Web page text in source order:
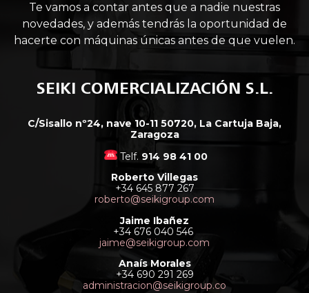
Te vamos a contar antes que a nadie nuestras
novedades, y además tendrás la oportunidad de
hacerte con máquinas únicas antes de que vuelen.
SEIKI COMERCIALIZACIÓN S.L.
C/Sisallo nº24, nave 10-11 50720, La Cartuja Baja,
Zaragoza
Telf. 914 98 41 00
Roberto Villegas
+34 645 877 267
roberto@seikigroup.com
Jaime Ibañez
+34 676 040 546
jaime@seikigroup.com
Anaís Morales
+34 690 291 269
administracion@seikigroup.co